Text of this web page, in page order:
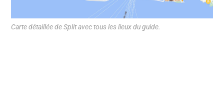
Carte détaillée de Split avec tous les lieux du guide.